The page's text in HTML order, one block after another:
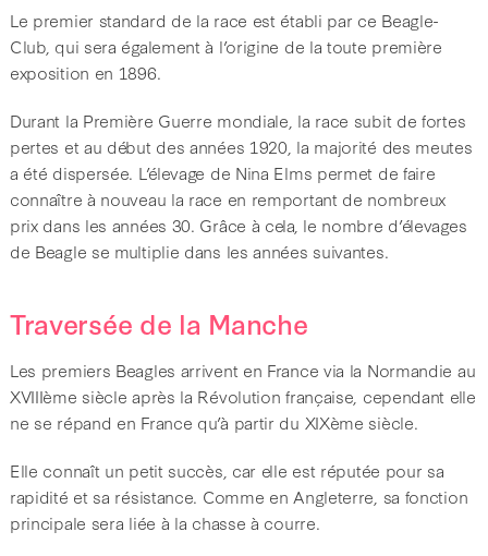
Le premier standard de la race est établi par ce Beagle-
Club, qui sera également à l’origine de la toute première
exposition en 1896.
Durant la Première Guerre mondiale, la race subit de fortes
pertes et au début des années 1920, la majorité des meutes
a été dispersée. L’élevage de Nina Elms permet de faire
connaître à nouveau la race en remportant de nombreux
prix dans les années 30. Grâce à cela, le nombre d’élevages
de Beagle se multiplie dans les années suivantes.
Traversée de la Manche
Les premiers Beagles arrivent en France via la Normandie au
XVIIIème siècle après la Révolution française, cependant elle
ne se répand en France qu’à partir du XIXème siècle.
Elle connaît un petit succès, car elle est réputée pour sa
rapidité et sa résistance. Comme en Angleterre, sa fonction
principale sera liée à la chasse à courre.